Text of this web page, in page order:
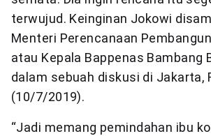
terwujud. Keinginan Jokowi
Menteri Perencanaan
atau Kepala Bappenas Bambang
dalam sebuah diskusi di Jakarta,
(10/7/2019).
“Jadi memang pemindahan ibu